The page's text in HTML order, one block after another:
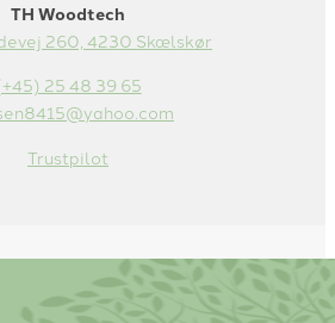
TH Woodtech
260, 4230 Skælskør
25 48 39 65
Trustpilot